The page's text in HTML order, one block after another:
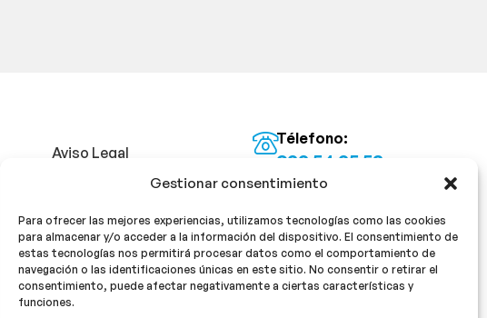
Gestionar consentimiento
Para ofrecer las mejores experiencias, utilizamos tecnologías como las cookies
para almacenar y/o acceder a la información del dispositivo. El consentimiento de
estas tecnologías nos permitirá procesar datos como el comportamiento de
navegación o las identificaciones únicas en este sitio. No consentir o retirar el
consentimiento, puede afectar negativamente a ciertas características y
funciones.
Aviso Legal
Política de Privacidad
Política de cookies
Télefono:
922 54 25 53
Email:
¡Síguenos!